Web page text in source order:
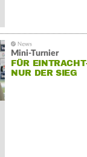
Mini-Turnier
FÜR
NUR DER SIEG